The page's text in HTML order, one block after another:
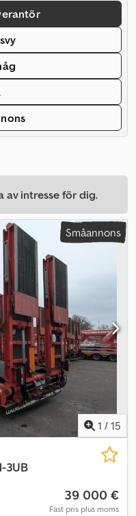
av intresse för dig.
Småannons
1 / 15
3UB
39 000 €
Fast pris plus moms